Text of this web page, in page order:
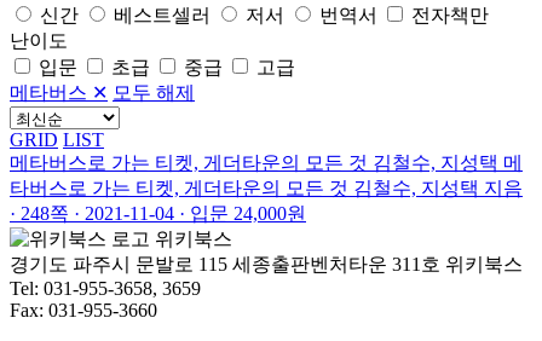
신간
베스트셀러 저서 번역서
전자책만
난이도
입문
초급 중급
고급
메타버스 ✕ 모두 해제
GRID LIST
메타버스로 가는 티켓, 게더타운의 모든 것 김철수, 지성택 메
타버스로 가는 티켓, 게더타운의 모든 것 김철수, 지성택 지음
· 248쪽 · 2021-11-04 · 입문 24,000원
위키북스
경기도 파주시 문발로 115 세종출판벤처타운 311호 위키북스
Tel: 031-955-3658, 3659
Fax: 031-955-3660